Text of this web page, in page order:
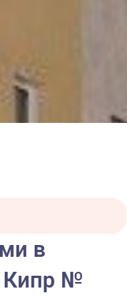
в
Кипр №